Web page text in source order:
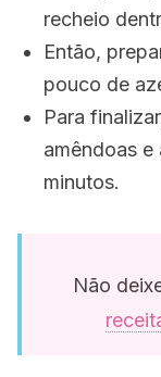
recheio
Então,
pouco de
Para
amêndoas e
minutos.
Não